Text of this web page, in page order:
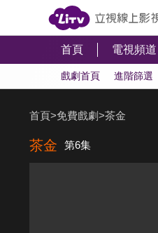
首頁 電視頻道
戲劇首頁 進階篩選
首頁>免費戲劇>茶金
茶金 第6集